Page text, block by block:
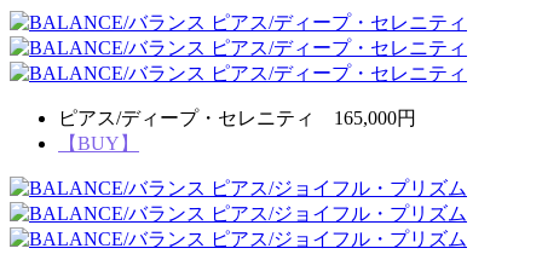
ピアス/ディープ・セレニティ 165,000円
【BUY】